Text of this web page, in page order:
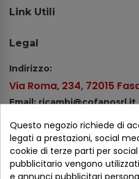
Link Utili
Legal
Indirizzo:
Via Roma, 234, 72015
Email: ricambi@cofanosrl.it
Tel.: +39 080 44 13 478
WhatsApp: +39 334 98 51
Questo negozio richiede di
legati a prestazioni, social
cookie di terze parti per
pubblicitario vengono